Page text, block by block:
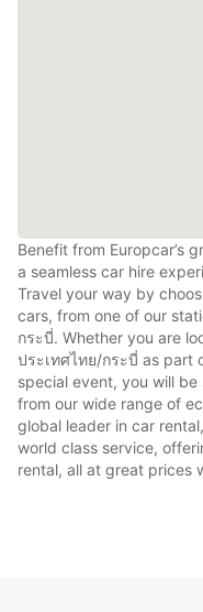
Benefit from Europcar’s
a seamless car hire
Travel your way by
cars, from one of our
กระบี่. Whether you are
ประเทศไทย/กระบี่ as part
special event, you will
from our wide range of
global leader in car
world class service,
rental, all at great prices